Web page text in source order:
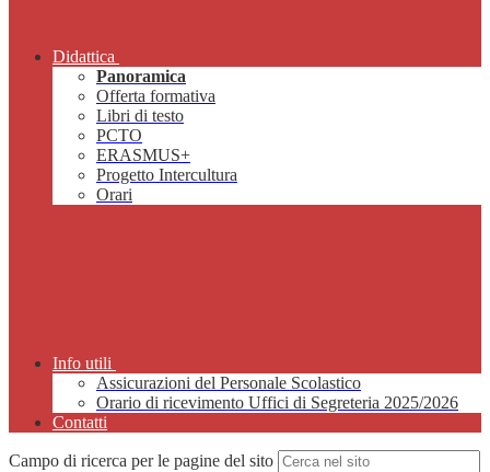
Didattica
Panoramica
Offerta formativa
Libri di testo
PCTO
ERASMUS+
Progetto Intercultura
Orari
Info utili
Assicurazioni del Personale Scolastico
Orario di ricevimento Uffici di Segreteria 2025/2026
Contatti
Campo di ricerca per le pagine del sito